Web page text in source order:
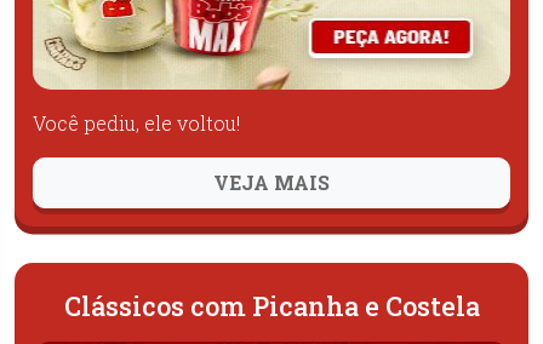
Você pediu, ele voltou!
VEJA MAIS
Clássicos com Picanha e Costela